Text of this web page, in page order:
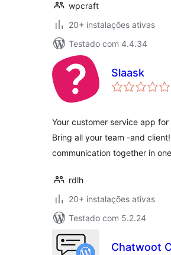
wpcraft
20+ instalações ativas
Testado com 4.4.34
Slaask
Your customer service app for
Bring all your team -and
communication together in
rdlh
20+ instalações ativas
Testado com 5.2.24
Chatwoot